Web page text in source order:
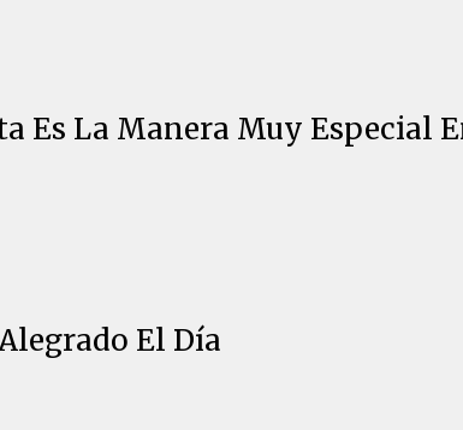
Es La Manera Muy Especial
El Día